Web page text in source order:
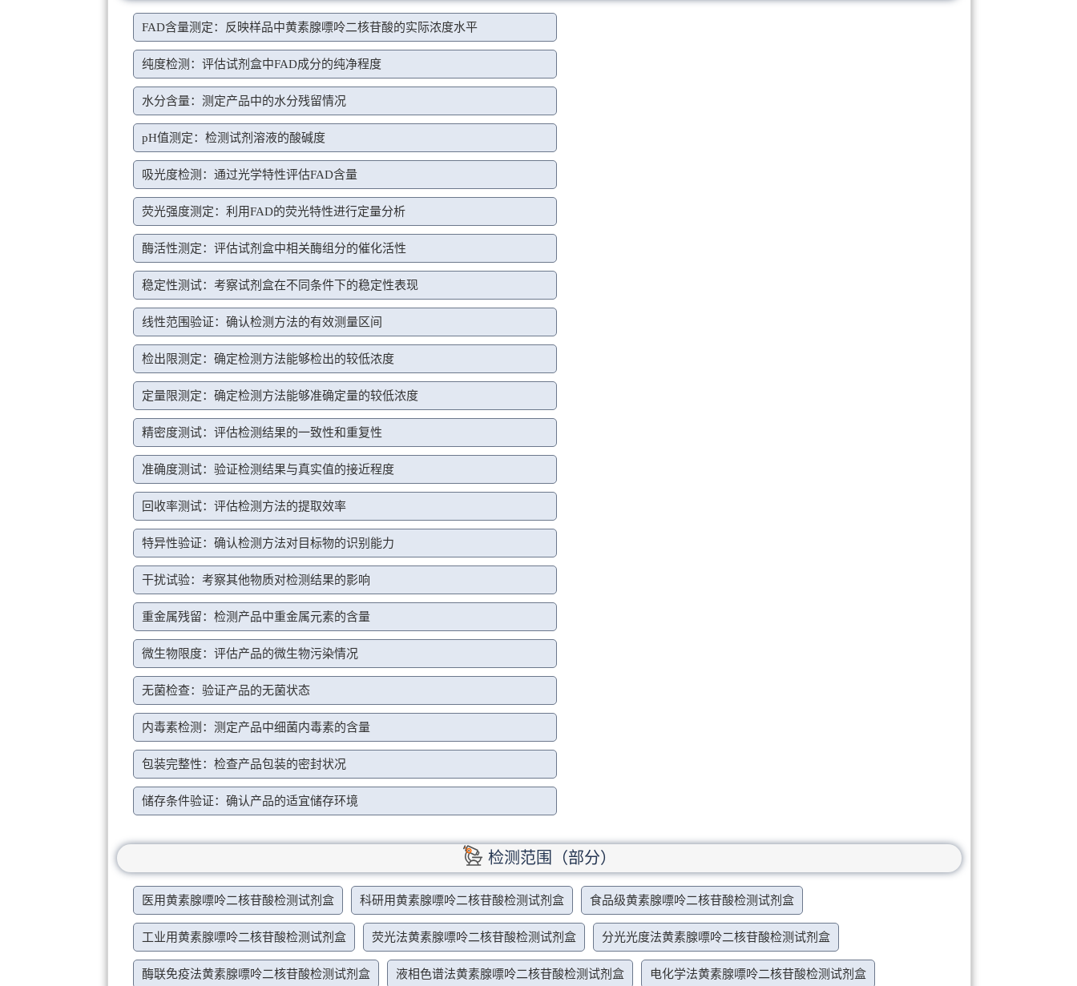
FAD含量测定：反映样品中黄素腺嘌呤二核苷酸的实际浓度水平
纯度检测：评估试剂盒中FAD成分的纯净程度
水分含量：测定产品中的水分残留情况
pH值测定：检测试剂溶液的酸碱度
吸光度检测：通过光学特性评估FAD含量
荧光强度测定：利用FAD的荧光特性进行定量分析
酶活性测定：评估试剂盒中相关酶组分的催化活性
稳定性测试：考察试剂盒在不同条件下的稳定性表现
线性范围验证：确认检测方法的有效测量区间
检出限测定：确定检测方法能够检出的较低浓度
定量限测定：确定检测方法能够准确定量的较低浓度
精密度测试：评估检测结果的一致性和重复性
准确度测试：验证检测结果与真实值的接近程度
回收率测试：评估检测方法的提取效率
特异性验证：确认检测方法对目标物的识别能力
干扰试验：考察其他物质对检测结果的影响
重金属残留：检测产品中重金属元素的含量
微生物限度：评估产品的微生物污染情况
无菌检查：验证产品的无菌状态
内毒素检测：测定产品中细菌内毒素的含量
包装完整性：检查产品包装的密封状况
储存条件验证：确认产品的适宜储存环境
检测范围（部分）
医用黄素腺嘌呤二核苷酸检测试剂盒 科研用黄素腺嘌呤二核苷酸检测试剂盒 食品级黄素腺嘌呤二核苷酸检测试剂盒
工业用黄素腺嘌呤二核苷酸检测试剂盒 荧光法黄素腺嘌呤二核苷酸检测试剂盒 分光光度法黄素腺嘌呤二核苷酸检测试剂盒
酶联免疫法黄素腺嘌呤二核苷酸检测试剂盒 液相色谱法黄素腺嘌呤二核苷酸检测试剂盒 电化学法黄素腺嘌呤二核苷酸检测试剂盒